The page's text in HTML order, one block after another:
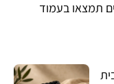
תמצאו בעמוד